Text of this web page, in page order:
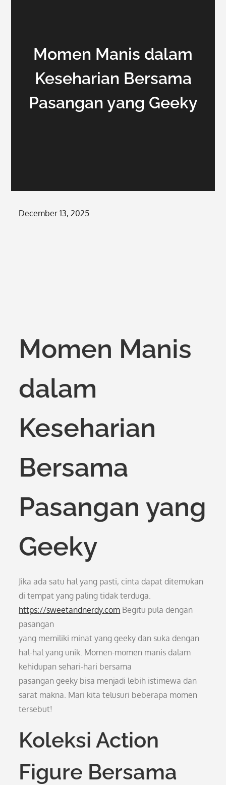
Momen Manis dalam
Keseharian Bersama
Pasangan yang Geeky
Posted
December 13, 2025
Momen Manis
dalam
Keseharian
Bersama
Pasangan yang
Geeky
Jika ada satu hal yang pasti, cinta dapat ditemukan
di tempat yang paling tidak terduga.
https://sweetandnerdy.com Begitu pula dengan
pasangan
yang memiliki minat yang geeky dan suka dengan
hal-hal yang unik. Momen-momen manis dalam
kehidupan sehari-hari bersama
pasangan geeky bisa menjadi lebih istimewa dan
sarat makna. Mari kita telusuri beberapa momen
tersebut!
Koleksi Action
Figure Bersama